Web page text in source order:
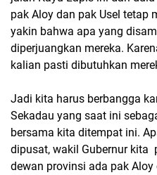
pak Aloy dan pak Usel tetap
yakin bahwa apa yang
diperjuangkan mereka.
kalian pasti dibutuhkan
Jadi kita harus berbangga
Sekadau yang saat ini
bersama kita ditempat ini.
dipusat, wakil Gubernur kita
dewan provinsi ada pak